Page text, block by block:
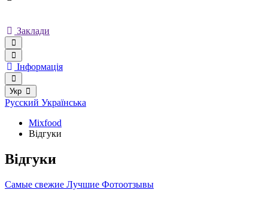
Заклади
Інформація
Укр
Русский Українська
Mixfood
Відгуки
Відгуки
Самые свежие Лучшие Фотоотзывы